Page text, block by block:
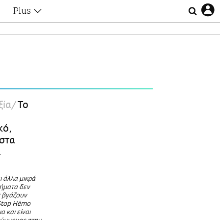
Plus
Οι Αθηναίοι
Επιλογές
Το
άλλα μικρά
δεν
βγάζουν
Hémo
και είναι